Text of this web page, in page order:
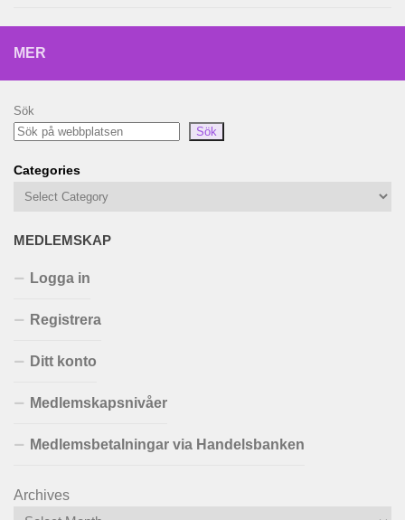
MER
Sök
Sök
Categories
MEDLEMSKAP
Logga in
Registrera
Ditt konto
Medlemskapsnivåer
Medlemsbetalningar via Handelsbanken
Archives